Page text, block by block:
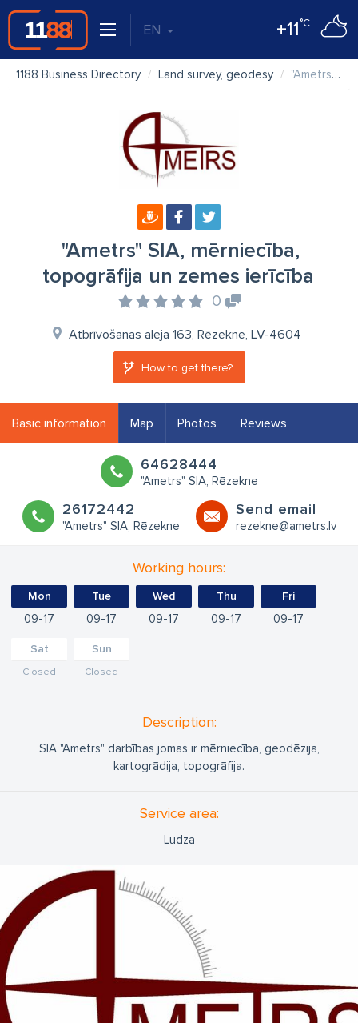
EN +11°C
1188 Business Directory Land survey, geodesy "Ametrs" SIA, mērniecība, topogrāfija un zemes ierīcība
"Ametrs" SIA, mērniecība,
topogrāfija un zemes ierīcība
0
Atbrīvošanas aleja 163, Rēzekne, LV-4604
How to get there?
Basic information Map Photos Reviews
64628444
"Ametrs" SIA, Rēzekne
26172442
"Ametrs" SIA, Rēzekne
Send email
rezekne@ametrs.lv
Working hours:
Mon
09 17
Tue
09 17
Wed
09 17
Thu
09 17
Fri
09 17
Sat
Closed
Sun
Closed
Description:
SIA "Ametrs" darbības jomas ir mērniecība, ģeodēzija,
kartogrādija, topogrāfija.
Service area:
Ludza